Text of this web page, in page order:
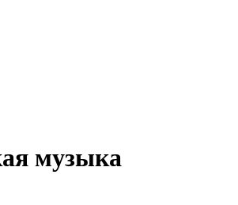
музыка